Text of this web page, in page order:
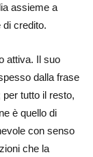
assieme a
credito.
attiva. Il suo
dalla frase
tutto il resto,
è quello di
con senso
che la